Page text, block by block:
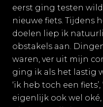
eerst ging testen
nieuwe fiets. Tijdens
doelen liep ik
obstakels aan.
waren, ver uit mijn
ging ik als het lastig
‘ik heb toch een
eigenlijk ook wel